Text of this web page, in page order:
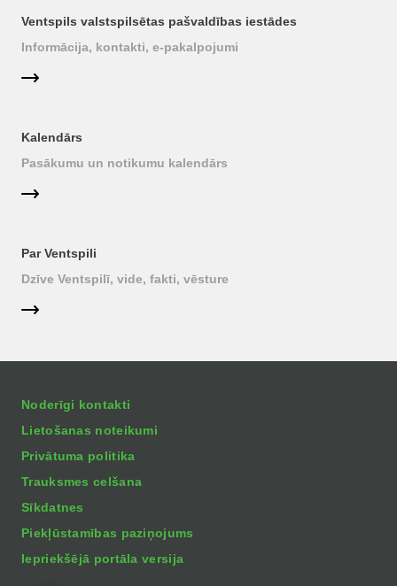
Ventspils valstspilsētas pašvaldības iestādes
Informācija, kontakti, e-pakalpojumi
Kalendārs
Pasākumu un notikumu kalendārs
Par Ventspili
Dzīve Ventspilī, vide, fakti, vēsture
Noderīgi kontakti
Lietošanas noteikumi
Privātuma politika
Trauksmes celšana
Sīkdatnes
Piekļūstamības paziņojums
Iepriekšējā portāla versija